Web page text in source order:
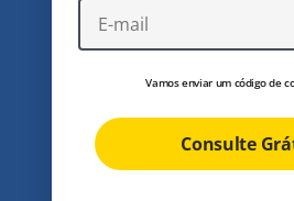
Vamos enviar um código de
Consulte